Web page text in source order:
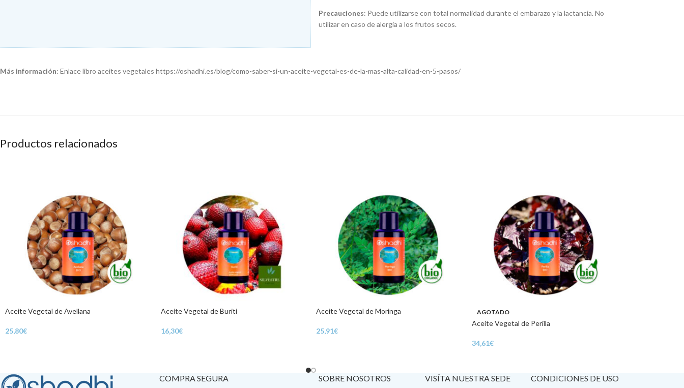
Precauciones: Puede utilizarse con total normalidad durante el embarazo y la lactancia. No
utilizar en caso de alergia a los frutos secos.
Más información: Enlace libro aceites vegetales https://oshadhi.es/blog/como-saber-si-un-aceite-vegetal-es-de-la-mas-alta-calidad-en-5-pasos/
Productos relacionados
Aceite Vegetal de Avellana
25,80€
Aceite Vegetal de Buriti
16,30€
Aceite Vegetal de Moringa
25,91€
AGOTADO
Aceite Vegetal de Perilla
34,61€
COMPRA SEGURA SOBRE NOSOTROS VISÍTA NUESTRA SEDE CONDICIONES DE USO